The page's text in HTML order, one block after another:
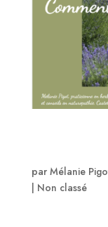
par Mélanie
| Non classé